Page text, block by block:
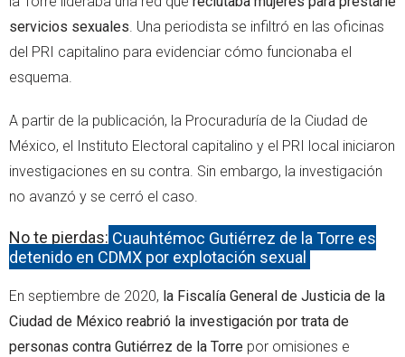
servicios sexuales. Una periodista se infiltró en las oficinas
del PRI capitalino para evidenciar cómo funcionaba el
esquema.
A partir de la publicación, la Procuraduría de la Ciudad de
México, el Instituto Electoral capitalino y el PRI local iniciaron
investigaciones en su contra. Sin embargo, la investigación
no avanzó y se cerró el caso.
No te pierdas: Cuauhtémoc Gutiérrez de la Torre es
detenido en CDMX por explotación sexual
En septiembre de 2020, la Fiscalía General de Justicia de la
Ciudad de México reabrió la investigación por trata de
personas contra Gutiérrez de la Torre por omisiones e